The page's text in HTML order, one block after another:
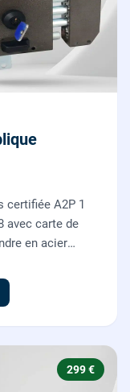
certifiée A2P 1
avec carte de
en acier
299 €